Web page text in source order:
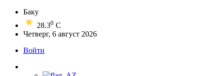
Баку
28.30 C
Четверг, 6 август 2026
Войти